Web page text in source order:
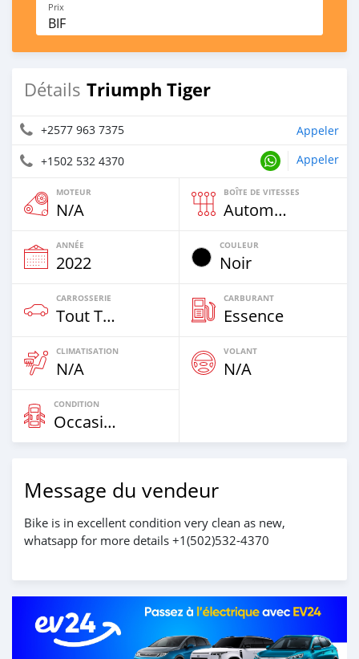
Prix
BIF
Détails Triumph Tiger
+2577 963 7375
Appeler
+1502 532 4370
Appeler
MOTEUR
N/A
BOÎTE DE VITESSES
Automatique
ANNÉE
2022
COULEUR
Noir
CARROSSERIE
Tout Terrain
CARBURANT
Essence
CLIMATISATION
N/A
VOLANT
N/A
CONDITION
Occasion
Message du vendeur
Bike is in excellent condition very clean as new,
whatsapp for more details +1(502)532-4370